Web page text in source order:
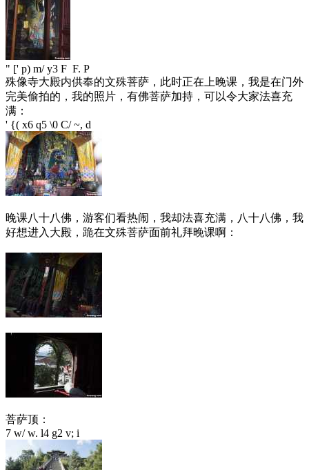
" [' p) m/ y3 F F. P
殊像寺大殿内供奉的文殊菩萨，此时正在上晚课，我是在门外
完美偷拍的，我的照片，有佛菩萨加持，可以令大家法喜充
满：
' {( x6 q5 \0 C/ ~, d
晚课八十八佛，游客们看热闹，我却法喜充满，八十八佛，我
好想进入大殿，跪在文殊菩萨面前礼拜晚课啊：
菩萨顶：
7 w/ w. l4 g2 v; i